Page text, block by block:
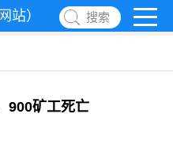
站） 搜索
900矿工死亡